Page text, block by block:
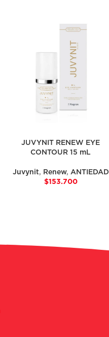
JUVYNIT RENEW EYE
CONTOUR 15 mL
Juvynit, Renew, ANTIEDAD
$153.700